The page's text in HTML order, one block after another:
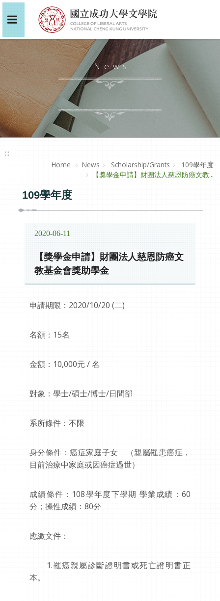
News
:::
Home
News Scholarship/Grants
109學年度
【獎學金申請】財團法人慈恩防癌文教...
109學年度
2020-06-11
【獎學金申請】財團法人慈恩防癌文
教基金會獎助學金
申請期限：2020/10/20 (二)
名額：15名
金額：10,000元 / 名
對象：學士/碩士/博士/日間部
系所條件：不限
身分條件：癌症家庭子女 （親屬罹患癌症，
目前治療中家庭或因癌症過世）
成績條件：108學年度下學期 學業成績：60
分；操性成績：80分
應繳文件：
1.罹癌親屬診斷證明書或死亡證明書正
本。